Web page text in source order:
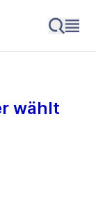
wählt